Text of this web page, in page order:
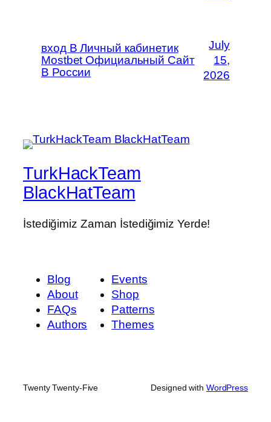
вход В Личный кабинетик
Mostbet Официальный Сайт
В России
July
15,
2026
TurkHackTeam
BlackHatTeam
İstediğimiz Zaman İstediğimiz Yerde!
Blog
About
FAQs
Authors
Events
Shop
Patterns
Themes
Twenty Twenty-Five Designed with WordPress